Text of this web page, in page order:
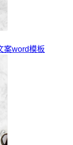
案word模板